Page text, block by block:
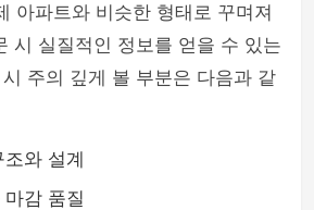
아파트와 비슷한 형태로 꾸며져
시 실질적인 정보를 얻을 수 있는
주의 깊게 볼 부분은 다음과 같
와 설계
감 품질